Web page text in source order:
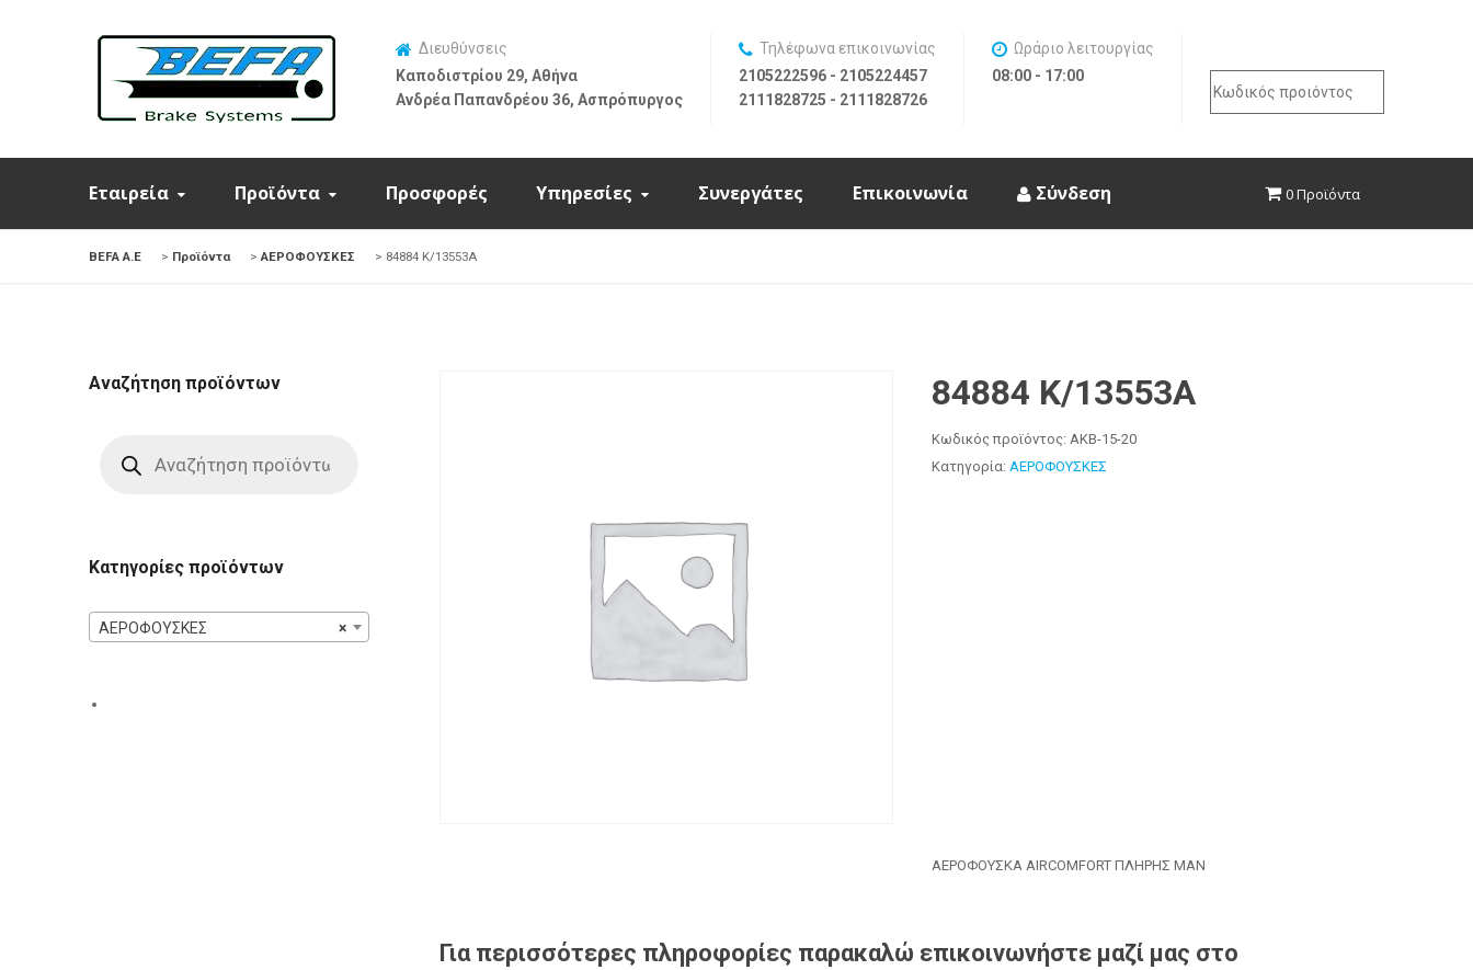
Διευθύνσεις
Καποδιστρίου 29, Αθήνα
Ανδρέα Παπανδρέου 36, Ασπρόπυργος
Τηλέφωνα επικοινωνίας
2105222596 - 2105224457
2111828725 - 2111828726
Ωράριο λειτουργίας
08:00 - 17:00
Search
for:
Εταιρεία Προϊόντα Προσφορές Υπηρεσίες Συνεργάτες Επικοινωνία Σύνδεση 0 Προϊόντα
BEFA Α.Ε > Προϊόντα >ΑΕΡΟΦΟΥΣΚΕΣ > 84884 K/13553A
84884 K/13553A
Κωδικός προϊόντος: AKB-15-20
Κατηγορία: ΑΕΡΟΦΟΥΣΚΕΣ
ΑΕΡΟΦΟΥΣΚΑ AIRCOMFORT ΠΛΗΡΗΣ MAN
Για περισσότερες πληροφορίες παρακαλώ επικοινωνήστε μαζί μας στο
Αναζήτηση προϊόντων
search
Κατηγορίες προϊόντων
×
ΑΕΡΟΦΟΥΣΚΕΣ